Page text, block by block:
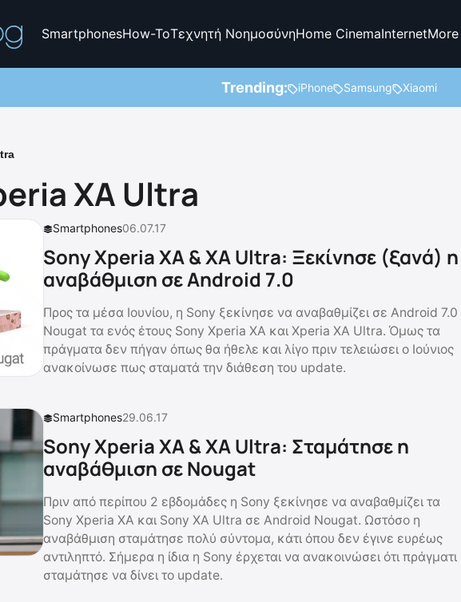
SmartphonesHow-ToΤεχνητή ΝοημοσύνηHome CinemaInternetMore
Trending: iPhone Samsung Xiaomi
XA Ultra
Smartphones06.07.17
Sony Xperia XA & XA Ultra: Ξεκίνησε (ξανά) η
αναβάθμιση σε Android 7.0
Προς τα μέσα Ιουνίου, η Sony ξεκίνησε να αναβαθμίζει σε Android 7.0
Nougat τα ενός έτους Sony Xperia XA και Xperia XA Ultra. Όμως τα
πράγματα δεν πήγαν όπως θα ήθελε και λίγο πριν τελειώσει ο Ιούνιος
ανακοίνωσε πως σταματά την διάθεση του update.
Smartphones29.06.17
Sony Xperia XA & XA Ultra: Σταμάτησε η
αναβάθμιση σε Nougat
Πριν από περίπου 2 εβδομάδες η Sony ξεκίνησε να αναβαθμίζει τα
Sony Xperia XA και Sony XA Ultra σε Android Nougat. Ωστόσο η
αναβάθμιση σταμάτησε πολύ σύντομα, κάτι όπου δεν έγινε ευρέως
αντιληπτό. Σήμερα η ίδια η Sony έρχεται να ανακοινώσει ότι πράγματι
σταμάτησε να δίνει το update.